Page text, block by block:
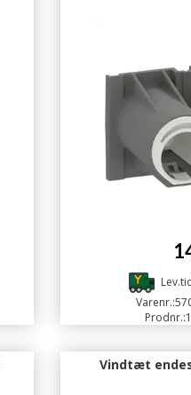
Varenr.:
Prodnr.:
Vindtæt